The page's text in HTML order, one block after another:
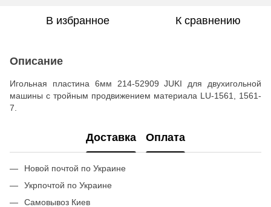
В избранное К сравнению
Описание
Игольная пластина 6мм 214-52909 JUKI для двухигольной
машины с тройным продвижением материала LU-1561, 1561-
7.
Доставка Оплата
Новой почтой по Украине
Укрпочтой по Украине
Самовывоз Киев